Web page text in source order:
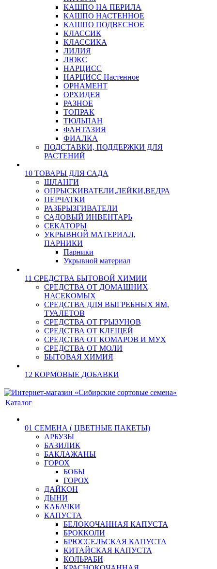
КАШПО НА ПЕРИЛА
КАШПО НАСТЕННОЕ
КАШПО ПОДВЕСНОЕ
КЛАССИК
КЛАССИКА
ЛИЛИЯ
ЛЮКС
НАРЦИСС
НАРЦИСС Настенное
ОРНАМЕНТ
ОРХИДЕЯ
РАЗНОЕ
ТОПРАК
ТЮЛЬПАН
ФАНТАЗИЯ
ФИАЛКА
ПОДСТАВКИ, ПОДДЕРЖКИ ДЛЯ
РАСТЕНИЙ
10 ТОВАРЫ ДЛЯ САДА
ШЛАНГИ
ОПРЫСКИВАТЕЛИ,ЛЕЙКИ,ВЕДРА
ПЕРЧАТКИ
РАЗБРЫЗГИВАТЕЛИ
САДОВЫЙ ИНВЕНТАРЬ
СЕКАТОРЫ
УКРЫВНОЙ МАТЕРИАЛ,
ПАРНИКИ
Парники
Укрывной материал
11 СРЕДСТВА БЫТОВОЙ ХИМИИ
СРЕДСТВА ОТ ДОМАШНИХ
НАСЕКОМЫХ
СРЕДСТВА ДЛЯ ВЫГРЕБНЫХ ЯМ,
ТУАЛЕТОВ
СРЕДСТВА ОТ ГРЫЗУНОВ
СРЕДСТВА ОТ КЛЕЩЕЙ
СРЕДСТВА ОТ КОМАРОВ И МУХ
СРЕДСТВА ОТ МОЛИ
БЫТОВАЯ ХИМИЯ
12 КОРМОВЫЕ ДОБАВКИ
Каталог
01 СЕМЕНА ( ЦВЕТНЫЕ ПАКЕТЫ)
АРБУЗЫ
БАЗИЛИК
БАКЛАЖАНЫ
ГОРОХ
БОБЫ
ГОРОХ
ДАЙКОН
ДЫНИ
КАБАЧКИ
КАПУСТА
БЕЛОКОЧАННАЯ КАПУСТА
БРОККОЛИ
БРЮССЕЛЬСКАЯ КАПУСТА
КИТАЙСКАЯ КАПУСТА
КОЛЬРАБИ